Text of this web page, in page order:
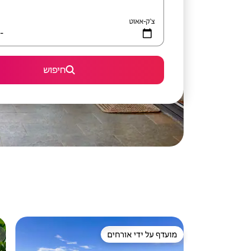
צ'ק-אאוט
חיפוש
מועדף על ידי אורחים
מועדף על ידי אורחים